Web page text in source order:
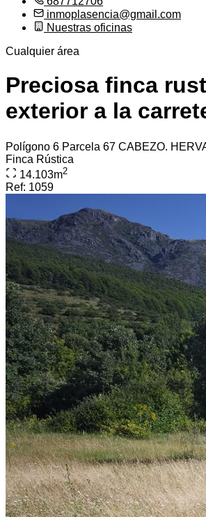
inmoplasencia@gmail.com
Nuestras oficinas
Cualquier área
Preciosa finca
exterior a la
Polígono 6 Parcela 67 CABEZO.
Finca Rústica
14.103m2
Ref: 1059